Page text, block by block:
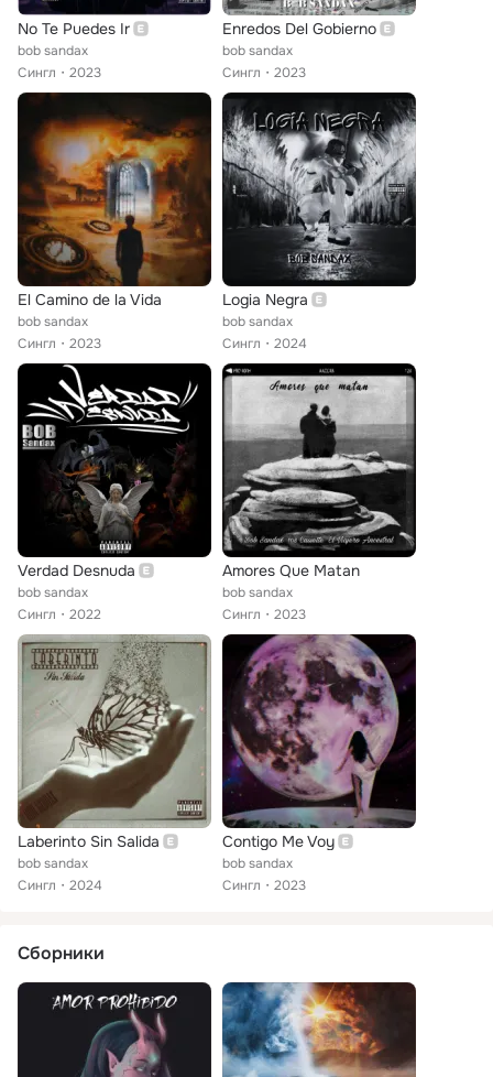
No Te Puedes Ir
bob sandax
Сингл
2023
Enredos Del Gobierno
bob sandax
Сингл
2023
El Camino de la Vida
bob sandax
Сингл
2023
Logia Negra
bob sandax
Сингл
2024
Verdad Desnuda
bob sandax
Сингл
2022
Amores Que Matan
bob sandax
Сингл
2023
Laberinto Sin Salida
bob sandax
Сингл
2024
Contigo Me Voy
bob sandax
Сингл
2023
Сборники